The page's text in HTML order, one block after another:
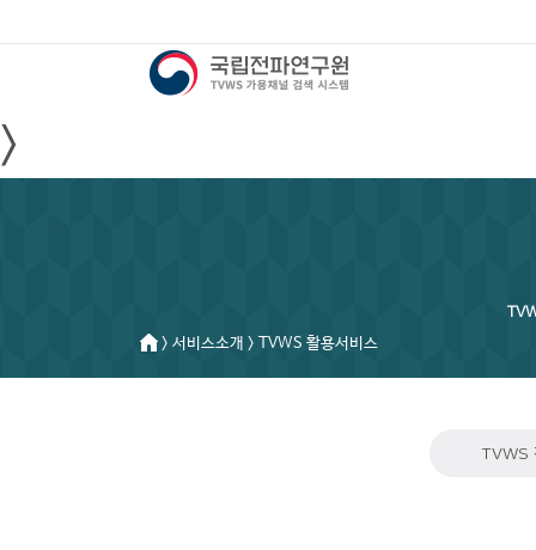
>
> 서비스소개 > TVWS 활용서비스
TVWS